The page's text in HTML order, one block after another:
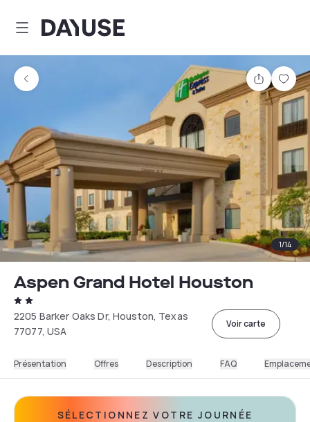
Dayuse
Partager
1/14
Aspen Grand Hotel Houston
2205 Barker Oaks Dr, Houston, Texas
77077, USA
Voir carte
Présentation Offres Description FAQ
SÉLECTIONNEZ VOTRE JOURNÉE